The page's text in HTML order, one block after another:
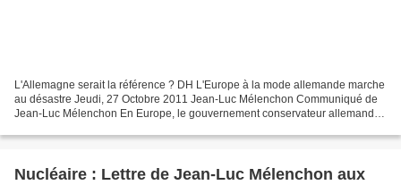
L'Allemagne serait la référence ? DH L'Europe à la mode allemande marche
au désastre Jeudi, 27 Octobre 2011 Jean-Luc Mélenchon Communiqué de
Jean-Luc Mélenchon En Europe, le gouvernement conservateur allemand
Nucléaire : Lettre de Jean-Luc Mélenchon aux